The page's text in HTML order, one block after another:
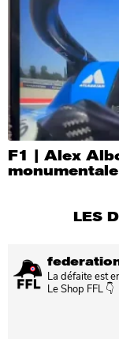
F1 | Alex
LES
La défaite est
Le Shop FFL 👇